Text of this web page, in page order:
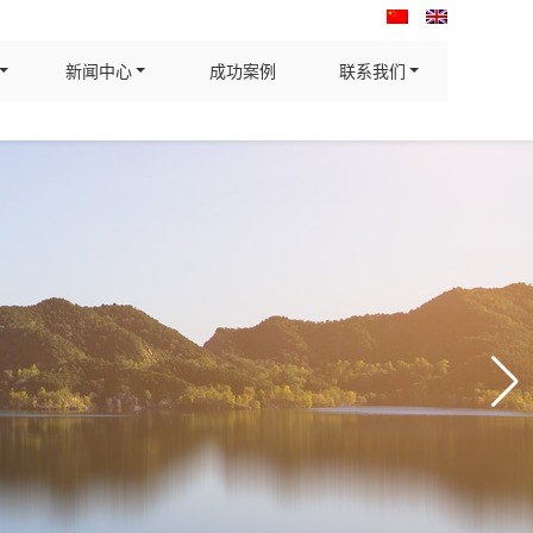
新闻中心 成功案例 联系我们